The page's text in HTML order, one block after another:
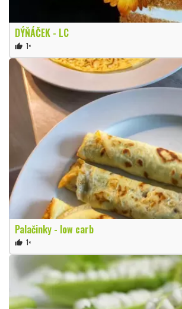
DÝŇÁČEK - LC
thumb_up 1×
Palačinky - low carb
thumb_up 1×